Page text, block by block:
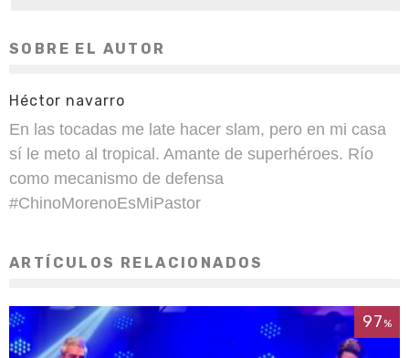
SOBRE EL AUTOR
Héctor navarro
En las tocadas me late hacer slam, pero en mi casa
sí le meto al tropical. Amante de superhéroes. Río
como mecanismo de defensa
#ChinoMorenoEsMiPastor
ARTÍCULOS RELACIONADOS
97%